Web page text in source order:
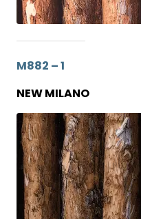
M882 – 1
NEW MILANO